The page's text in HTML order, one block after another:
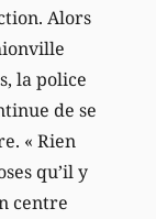
Alors
la police
de se
« Rien
qu’il y
centre